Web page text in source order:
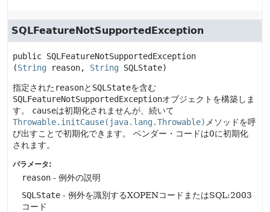
SQLFeatureNotSupportedException
public SQLFeatureNotSupportedException
(String reason, String SQLState)
指定された reasonと SQLStateを含む
SQLFeatureNotSupportedExceptionオブジェクトを構築しま
す。
causeは初期化されませんが、続いて
Throwable.initCause(java.lang.Throwable) メソッドを呼
び出すことで初期化できます。
ベンダー・コードは0に初期化
されます。
パラメータ:
reason - 例外の説明
SQLState - 例外を識別するXOPENコードまたはSQL:2003
コード